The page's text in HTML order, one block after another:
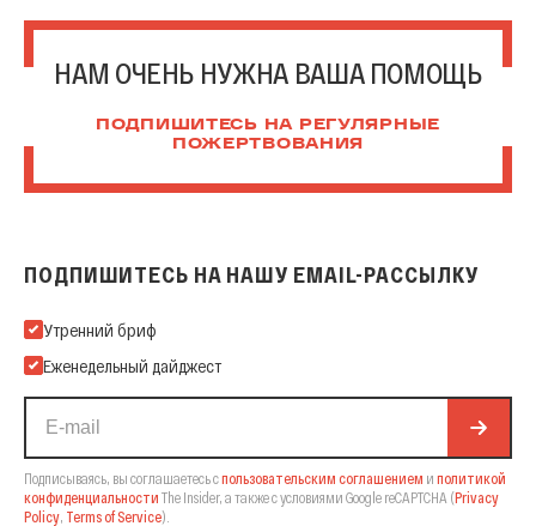
НАМ ОЧЕНЬ НУЖНА ВАША ПОМОЩЬ
ПОДПИШИТЕСЬ НА РЕГУЛЯРНЫЕ
ПОЖЕРТВОВАНИЯ
ПОДПИШИТЕСЬ НА НАШУ EMAIL-РАССЫЛКУ
Подпишитесь на нашу Email-рассылку
Утренний бриф
Еженедельный дайджест
Подписываясь, вы соглашаетесь спользовательским соглашением и политикой
конфиденциальности The Insider, а также с условиями Google reCAPTCHA (Privacy
Policy Terms of Service).